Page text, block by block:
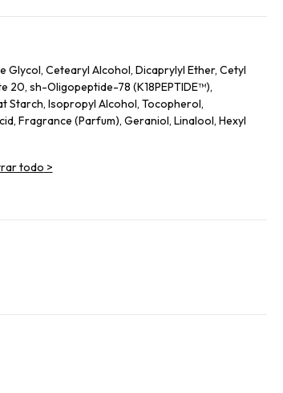
Glycol, Cetearyl Alcohol, Dicaprylyl Ether, Cetyl
20, sh-Oligopeptide-78 (K18PEPTIDE™),
Starch, Isopropyl Alcohol, Tocopherol,
Fragrance (Parfum), Geraniol, Linalool, Hexyl
todo >